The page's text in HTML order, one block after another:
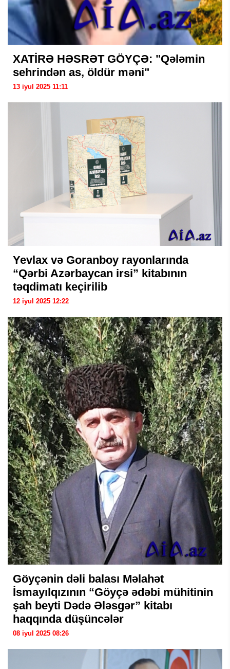
XATİRƏ HƏSRƏT GÖYÇƏ: "Qələmin
sehrindən as, öldür məni"
13 iyul 2025 11:11
Yevlax və Goranboy rayonlarında
“Qərbi Azərbaycan irsi” kitabının
təqdimatı keçirilib
12 iyul 2025 12:22
Göyçənin dəli balası Məlahət
İsmayılqızının “Göyçə ədəbi mühitinin
şah beyti Dədə Ələsgər” kitabı
haqqında düşüncələr
08 iyul 2025 08:26